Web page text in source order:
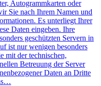
Autogrammkarten oder
Sie nach Ihrem Namen und
Es unterliegt Ihrer
Daten eingeben. Ihre
geschützten Servern in
ist nur wenigen besonders
mit der technischen,
Betreuung der Server
Daten an Dritte